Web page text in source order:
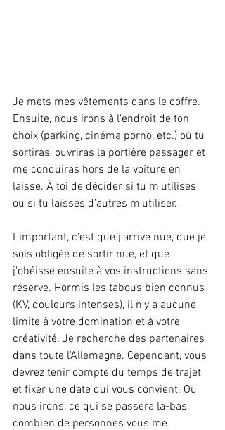
Je mets mes vêtements dans le coffre.
Ensuite, nous irons à l'endroit de ton
choix (parking, cinéma porno, etc.) où tu
sortiras, ouvriras la portière passager et
me conduiras hors de la voiture en
laisse. À toi de décider si tu m'utilises
ou si tu laisses d'autres m'utiliser.
L'important, c'est que j'arrive nue, que je
sois obligée de sortir nue, et que
j'obéisse ensuite à vos instructions sans
réserve. Hormis les tabous bien connus
(KV, douleurs intenses), il n'y a aucune
limite à votre domination et à votre
créativité. Je recherche des partenaires
dans toute l'Allemagne. Cependant, vous
devrez tenir compte du temps de trajet
et fixer une date qui vous convient. Où
nous irons, ce qui se passera là-bas,
combien de personnes vous me